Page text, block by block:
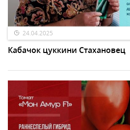
24.04.2025
Кабачок цуккини Стахановец